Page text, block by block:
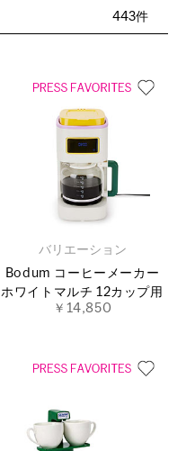
443件
バリエーション
Bodum コーヒーメーカー
ホワイトマルチ 12カップ用
￥14,850